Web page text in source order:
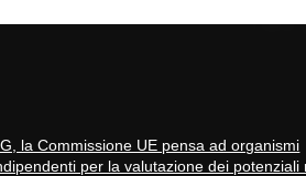
la Commissione UE pensa ad organismi
per la valutazione dei potenziali